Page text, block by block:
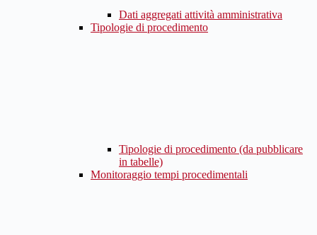
Dati aggregati attività amministrativa
Tipologie di procedimento
Tipologie di procedimento (da pubblicare
in tabelle)
Monitoraggio tempi procedimentali